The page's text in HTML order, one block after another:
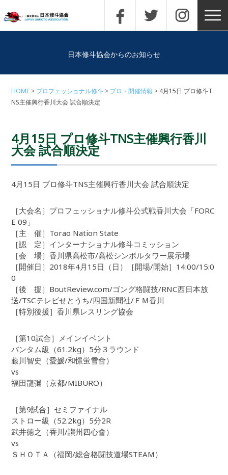
日本修斗協会からのお知らせ
HOME プロフェッショナル修斗 プロ・開催情報
4月15日 プロ修斗T
NS主催興行香川大会 試合順決定
4月15日 プロ修斗TNS主催興行香川
大会 試合順決定
4月15日 プロ修斗TNS主催興行香川大会 試合順決定
［大会名］プロフェッショナル修斗公式戦香川大会「FORC
E 09」
［主 催］Torao Nation State
［認 定］インターナショナル修斗コミッション
［会 場］香川県高松市/高松シンボルタワー展示場
［開催日］2018年4月15日（日）［開場/開始］14:00/15:0
0
［後 援］BoutReview.com/ゴング格闘技/RNC西日本放
送/TSCテレビせとうち/四国新聞社/ＦＭ香川
［特別後援］香川県レスリング協会
［第10試合］メインイベント
バンタム級（61.2kg）5分３ラウンド
藤川智史（愛媛/和憬蛍雪會）
vs
福田龍彌（京都/MIBURO）
［第9試合］セミファイナル
ストロー級（52.2kg）5分2R
武井徳之（香川/讃州四心會）
vs
ＳＨＯＴＡ（福岡/総合格闘技道場STEAM）